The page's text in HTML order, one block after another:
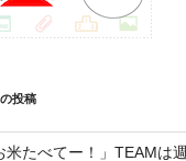
投稿
米たべてー！」TEAMは